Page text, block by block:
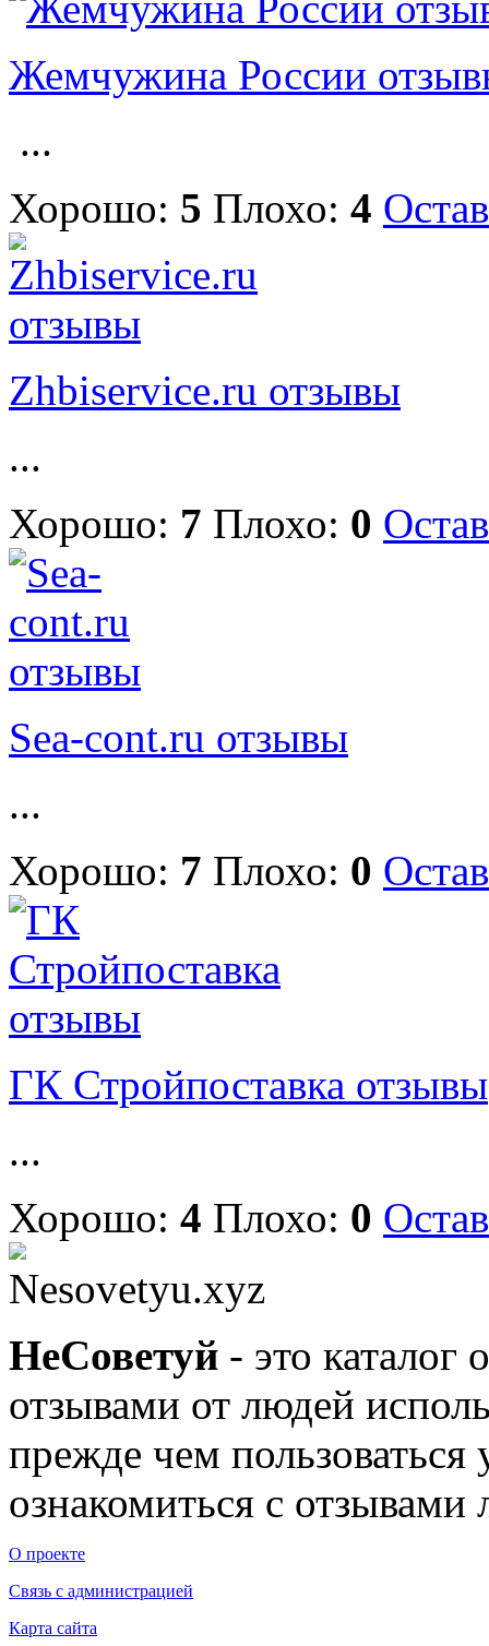
Жемчужина России
...
Хорошо: 5 Плохо: 4
Zhbiservice.ru отзывы
...
Хорошо: 7 Плохо: 0
Sea-cont.ru отзывы
...
Хорошо: 7 Плохо: 0
ГК Стройпоставка отзывы
...
Хорошо: 4 Плохо: 0
Nesovetyu.xyz
НеСоветуй - это каталог
отзывами от людей
прежде чем
ознакомиться с отзывами
О проекте
Связь с администрацией
Карта сайта